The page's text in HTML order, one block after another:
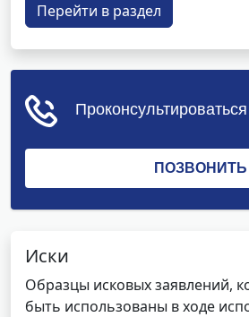
Перейти в раздел
Иски
Образцы исковых заявлений,
быть использованы в ходе